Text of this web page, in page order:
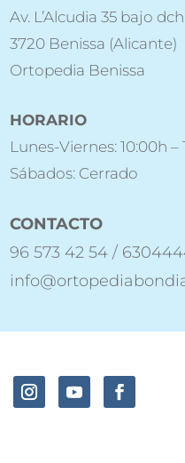
Av. L’Alcudia 35 bajo
3720 Benissa (Alicante)
Ortopedia Benissa
HORARIO
Lunes-Viernes: 10:00h –
Sábados: Cerrado
CONTACTO
96 573 42 54 /